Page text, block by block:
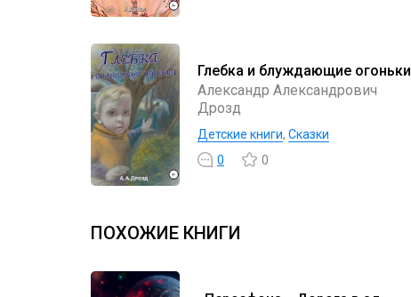
Глебка и блуждающие огоньки
Александр Александрович
Дрозд
Детские книги, Сказки
0
0
ПОХОЖИЕ КНИГИ